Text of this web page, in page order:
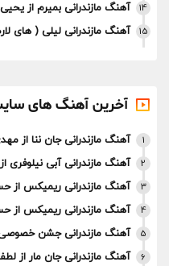
14 آهنگ مازندرانی بمیرم از
15 آهنگ مازندرانی لیلی ( های
آخرین آهنگ های
1 آهنگ مازندرانی جان ننا از
2 آهنگ مازندرانی آبی نیلوفری از
3 آهنگ مازندرانی ریمیکس از
4 آهنگ مازندرانی ریمیکس از
5 آهنگ مازندرانی جشن خصوصی
6 آهنگ مازندرانی جان مار از